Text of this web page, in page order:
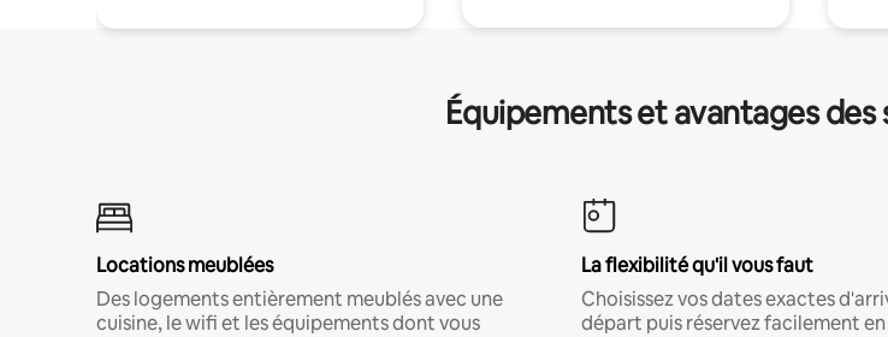
Équipements et avantages
Locations meublées
Des logements entièrement meublés avec une
cuisine, le wifi et les équipements dont vous
La flexibilité qu'il vous faut
Choisissez vos dates exactes
départ puis réservez facilement en